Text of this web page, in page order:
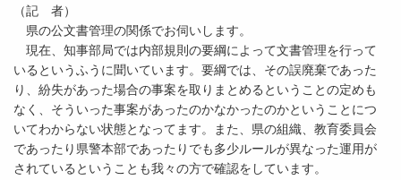
（記 者）
県の公文書管理の関係でお伺いします。
現在、知事部局では内部規則の要綱によって文書管理を行って
いるというふうに聞いています。要綱では、その誤廃棄であった
り、紛失があった場合の事案を取りまとめるということの定めも
なく、そういった事案があったのかなかったのかということにつ
いてわからない状態となってます。また、県の組織、教育委員会
であったり県警本部であったりでも多少ルールが異なった運用が
されているということも我々の方で確認をしています。